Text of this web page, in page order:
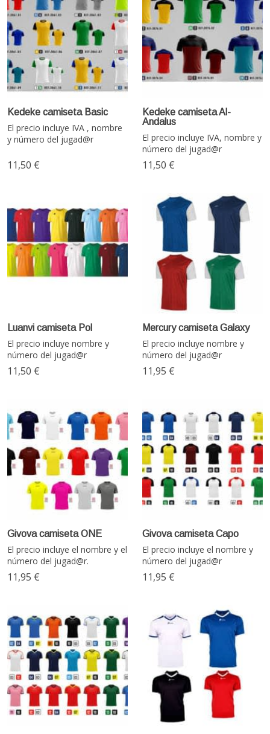
Kedeke camiseta Basic
El precio incluye IVA , nombre
y número del jugad@r
11,50 €
Kedeke camiseta Al-
Andalus
El precio incluye IVA, nombre y
número del jugad@r
11,50 €
Luanvi camiseta Pol
El precio incluye nombre y
número del jugad@r
11,50 €
Mercury camiseta Galaxy
El precio incluye nombre y
número del jugad@r
11,95 €
Givova camiseta ONE
El precio incluye el nombre y el
número del jugad@r.
11,95 €
Givova camiseta Capo
El precio incluye el nombre y
número del jugad@r
11,95 €